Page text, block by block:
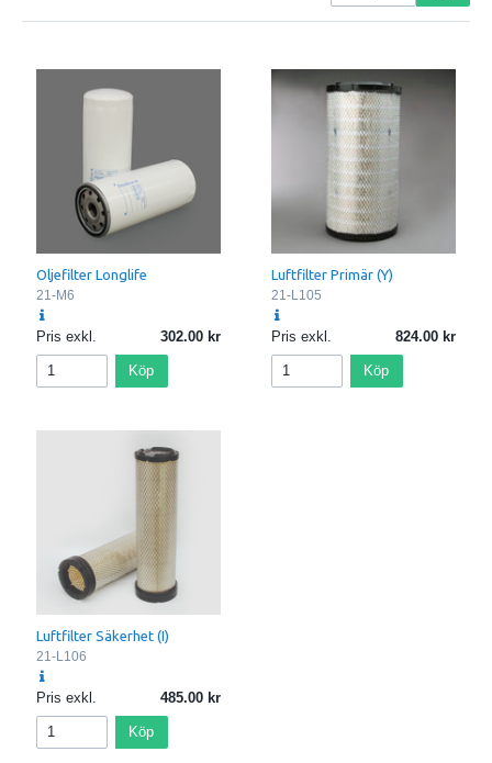
Oljefilter Longlife
21-M6
Pris exkl. 302.00
Köp
Luftfilter Primär (Y)
21-L105
Pris exkl. 824.00
Köp
Luftfilter Säkerhet (I)
21-L106
Pris exkl. 485.00
Köp